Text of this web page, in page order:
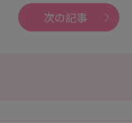
次の記事